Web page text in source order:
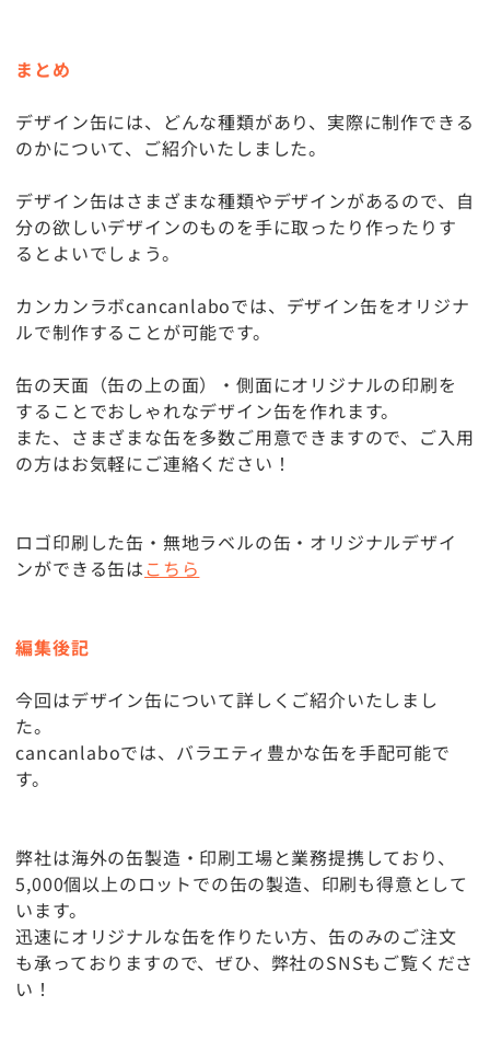
まとめ
デザイン缶には、どんな種類があり、実際に制作できる
のかについて、ご紹介いたしました。
デザイン缶はさまざまな種類やデザインがあるので、自
分の欲しいデザインのものを手に取ったり作ったりす
るとよいでしょう。
カンカンラボcancanlaboでは、デザイン缶をオリジナ
ルで制作することが可能です。
缶の天面（缶の上の面）・側面にオリジナルの印刷を
することでおしゃれなデザイン缶を作れます。
また、さまざまな缶を多数ご用意できますので、ご入用
の方はお気軽にご連絡ください！
ロゴ印刷した缶・無地ラベルの缶・オリジナルデザイ
ンができる缶はこちら
編集後記
今回はデザイン缶について詳しくご紹介いたしまし
た。
cancanlaboでは、バラエティ豊かな缶を手配可能で
す。
弊社は海外の缶製造・印刷工場と業務提携しており、
5,000個以上のロットでの缶の製造、印刷も得意として
います。
迅速にオリジナルな缶を作りたい方、缶のみのご注文
も承っておりますので、ぜひ、弊社のSNSもご覧くださ
い！